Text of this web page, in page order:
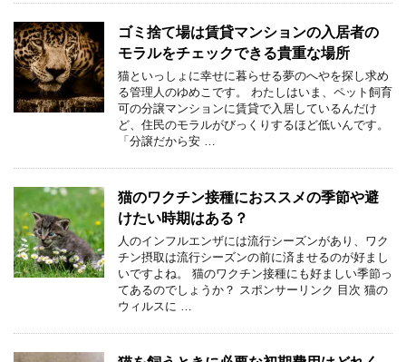
ゴミ捨て場は賃貸マンションの入居者の
モラルをチェックできる貴重な場所
猫といっしょに幸せに暮らせる夢のへやを探し求め
る管理人のゆめこです。 わたしはいま、ペット飼育
可の分譲マンションに賃貸で入居しているんだけ
ど、住民のモラルがびっくりするほど低いんです。
「分譲だから安 …
猫のワクチン接種におススメの季節や避
けたい時期はある？
人のインフルエンザには流行シーズンがあり、ワク
チン摂取は流行シーズンの前に済ませるのが好まし
いですよね。 猫のワクチン接種にも好ましい季節っ
てあるのでしょうか？ スポンサーリンク 目次 猫の
ウィルスに …